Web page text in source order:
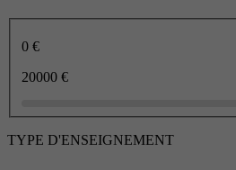
0 €
20000 €
TYPE D'ENSEIGNEMENT